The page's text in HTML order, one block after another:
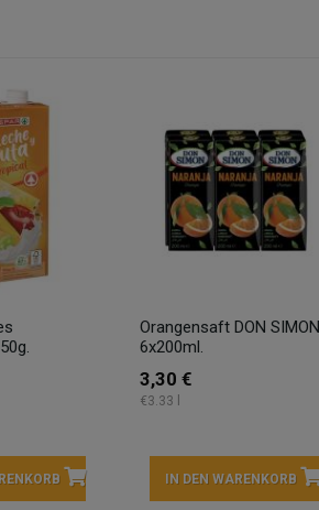
Orangensaft DON SIMON
6x200ml.
3,30 €
€3.33 l
IN DEN WARENKORB